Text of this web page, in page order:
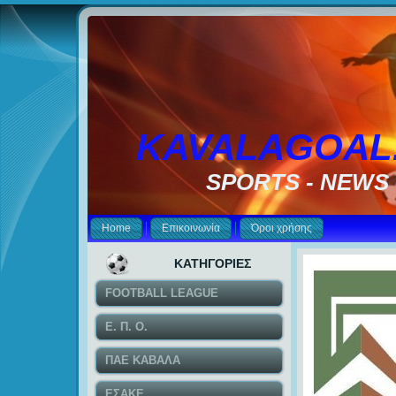
SPORTS - NEWS
Home Επικοινωνία Όροι χρήσης
ΚΑΤΗΓΟΡΙΕΣ
FOOTBALL LEAGUE
Ε. Π. Ο.
ΠΑΕ ΚΑΒΑΛΑ